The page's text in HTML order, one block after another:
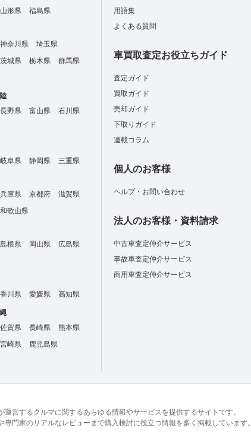
山形県 福島県
神奈川県
埼玉県
茨城県 栃木県
群馬県
長野県 富山県
石川県
岐阜県 静岡県 三重県
兵庫県 京都府
滋賀県
和歌山県
島根県 岡山県
広島県
香川県 愛媛県 高知県
佐賀県 長崎県
熊本県
宮崎県
鹿児島県
用語集
よくある質問
車買取査定お役立ちガイド
査定ガイド
買取ガイド
売却ガイド
下取りガイド
連載コラム
個人のお客様
ヘルプ・お問い合わせ
法人のお客様・資料請求
中古車査定仲介サービス
事故車査定仲介サービス
商用車査定仲介サービス
営するクルマに関するあらゆる情報やサービスを提供するサイトです。
門家のリアルなレビューまで購入検討に役立つ情報を多く掲載しています。